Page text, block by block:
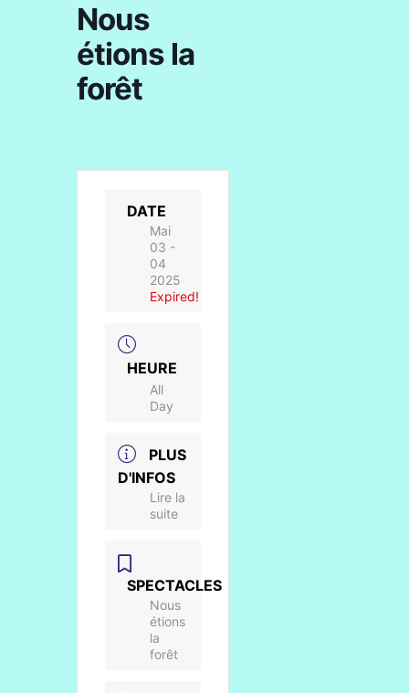
Nous
étions la
forêt
DATE
Mai
03 -
04
2025
Expired!
HEURE
All
Day
PLUS
D'INFOS
Lire la
suite
SPECTACLES
Nous
étions
la
forêt